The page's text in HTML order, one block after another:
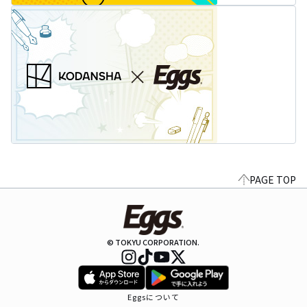
PAGE TOP
© TOKYU CORPORATION.
Eggsについて